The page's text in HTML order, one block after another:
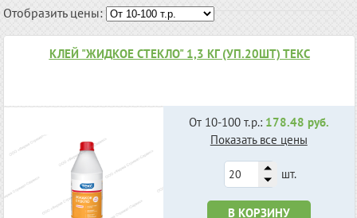
Отобразить цены:
КЛЕЙ "ЖИДКОЕ СТЕКЛО" 1,3 КГ (УП.20ШТ) ТЕКС
От 10-100 т.р.: 178.48 руб.
Показать все цены
шт.
В КОРЗИНУ